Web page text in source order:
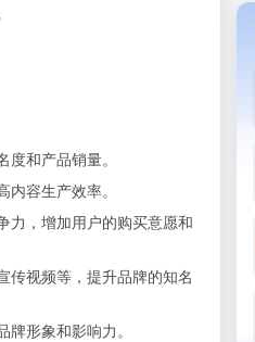
和产品销量。
容生产效率。
力，增加用户的购买意愿和
传视频等，提升品牌的知名
形象和影响力。